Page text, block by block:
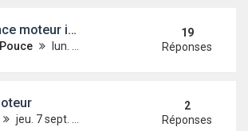
idéale?
lun. 13 janv. 2014 14:22
19
Réponses
jeu. 7 sept. 2017 15:27
2
Réponses